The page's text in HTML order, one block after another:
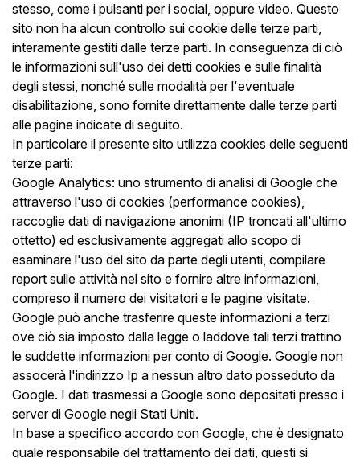
stesso, come i pulsanti per i social, oppure video. Questo
sito non ha alcun controllo sui cookie delle terze parti,
interamente gestiti dalle terze parti. In conseguenza di ciò
le informazioni sull'uso dei detti cookies e sulle finalità
degli stessi, nonché sulle modalità per l'eventuale
disabilitazione, sono fornite direttamente dalle terze parti
alle pagine indicate di seguito.
In particolare il presente sito utilizza cookies delle seguenti
terze parti:
Google Analytics: uno strumento di analisi di Google che
attraverso l'uso di cookies (performance cookies),
raccoglie dati di navigazione anonimi (IP troncati all'ultimo
ottetto) ed esclusivamente aggregati allo scopo di
esaminare l'uso del sito da parte degli utenti, compilare
report sulle attività nel sito e fornire altre informazioni,
compreso il numero dei visitatori e le pagine visitate.
Google può anche trasferire queste informazioni a terzi
ove ciò sia imposto dalla legge o laddove tali terzi trattino
le suddette informazioni per conto di Google. Google non
assocerà l'indirizzo Ip a nessun altro dato posseduto da
Google. I dati trasmessi a Google sono depositati presso i
server di Google negli Stati Uniti.
In base a specifico accordo con Google, che è designato
quale responsabile del trattamento dei dati, questi si